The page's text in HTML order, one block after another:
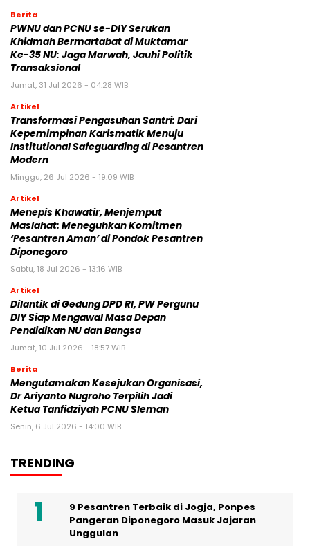
Berita
PWNU dan PCNU se-DIY Serukan
Khidmah Bermartabat di Muktamar
Ke-35 NU: Jaga Marwah, Jauhi Politik
Transaksional
Jumat, 31 Jul 2026 - 04:28 WIB
Artikel
Transformasi Pengasuhan Santri: Dari
Kepemimpinan Karismatik Menuju
Institutional Safeguarding di Pesantren
Modern
Minggu, 26 Jul 2026 - 19:09 WIB
Artikel
Menepis Khawatir, Menjemput
Maslahat: Meneguhkan Komitmen
‘Pesantren Aman’ di Pondok Pesantren
Diponegoro
Sabtu, 18 Jul 2026 - 13:16 WIB
Artikel
Dilantik di Gedung DPD RI, PW Pergunu
DIY Siap Mengawal Masa Depan
Pendidikan NU dan Bangsa
Jumat, 10 Jul 2026 - 18:57 WIB
Berita
Mengutamakan Kesejukan Organisasi,
Dr Ariyanto Nugroho Terpilih Jadi
Ketua Tanfidziyah PCNU Sleman
Senin, 6 Jul 2026 - 14:00 WIB
TRENDING
9 Pesantren Terbaik di Jogja, Ponpes
Pangeran Diponegoro Masuk Jajaran
Unggulan